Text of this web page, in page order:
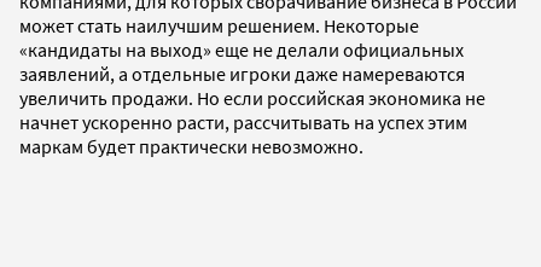
может стать наилучшим решением. Некоторые
«кандидаты на выход» еще не делали официальных
заявлений, а отдельные игроки даже намереваются
увеличить продажи. Но если российская экономика не
начнет ускоренно расти, рассчитывать на успех этим
маркам будет практически невозможно.